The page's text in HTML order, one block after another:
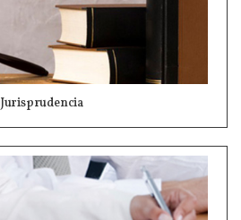
Jurisprudencia